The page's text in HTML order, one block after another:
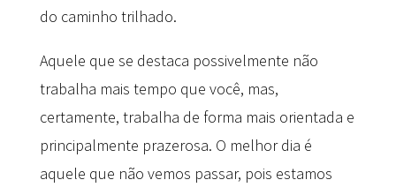
do caminho trilhado.
Aquele que se destaca possivelmente não
trabalha mais tempo que você, mas,
certamente, trabalha de forma mais orientada e
principalmente prazerosa. O melhor dia é
aquele que não vemos passar, pois estamos